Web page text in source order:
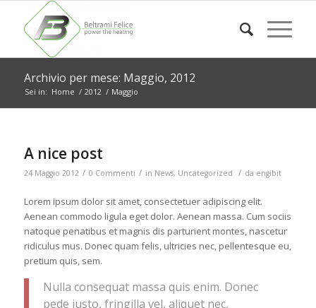
Archivio per mese: Maggio, 2012
Sei in: Home / 2012 / Maggio
A nice post
24 Maggio 2012 / 0 Commenti / in News, Uncategorized / da engibit
Lorem ipsum dolor sit amet, consectetuer adipiscing elit.
Aenean commodo ligula eget dolor. Aenean massa. Cum sociis
natoque penatibus et magnis dis parturient montes, nascetur
ridiculus mus. Donec quam felis, ultricies nec, pellentesque eu,
pretium quis, sem.
Nulla consequat massa quis enim. Donec
pede justo, fringilla vel, aliquet nec,